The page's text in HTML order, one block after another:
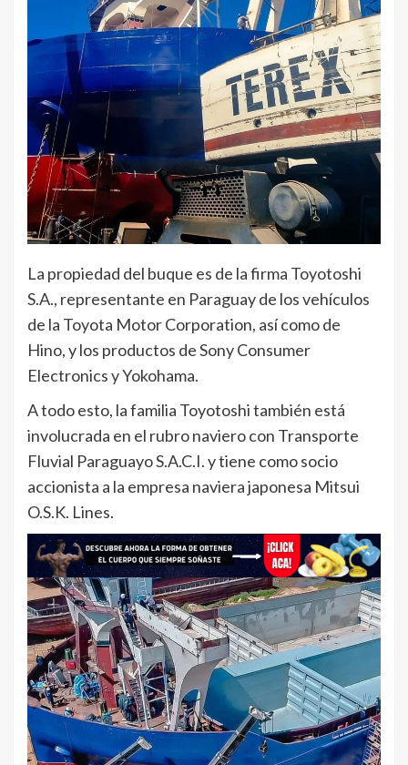
La propiedad del buque es de la firma Toyotoshi
S.A., representante en Paraguay de los vehículos
de la Toyota Motor Corporation, así como de
Hino, y los productos de Sony Consumer
Electronics y Yokohama.
A todo esto, la familia Toyotoshi también está
involucrada en el rubro naviero con Transporte
Fluvial Paraguayo S.A.C.I. y tiene como socio
accionista a la empresa naviera japonesa Mitsui
O.S.K. Lines.